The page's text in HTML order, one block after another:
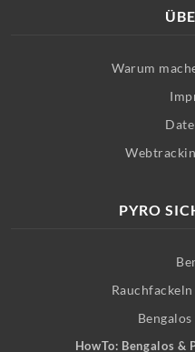
Warum
PYRO
HowTo: Bengalos